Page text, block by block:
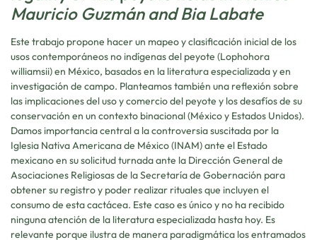
Mauricio Guzmán and Bia Labate
Este trabajo propone hacer un mapeo y clasificación inicial de los
usos contemporáneos no indígenas del peyote (Lophohora
williamsii) en México, basados en la literatura especializada y en
investigación de campo. Planteamos también una reflexión sobre
las implicaciones del uso y comercio del peyote y los desafíos de su
conservación en un contexto binacional (México y Estados Unidos).
Damos importancia central a la controversia suscitada por la
Iglesia Nativa Americana de México (INAM) ante el Estado
mexicano en su solicitud turnada ante la Dirección General de
Asociaciones Religiosas de la Secretaría de Gobernación para
obtener su registro y poder realizar rituales que incluyen el
consumo de esta cactácea. Este caso es único y no ha recibido
ninguna atención de la literatura especializada hasta hoy. Es
relevante porque ilustra de manera paradigmática los entramados